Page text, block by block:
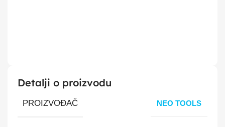
Detalji o proizvodu
PROIZVOĐAČ NEO TOOLS